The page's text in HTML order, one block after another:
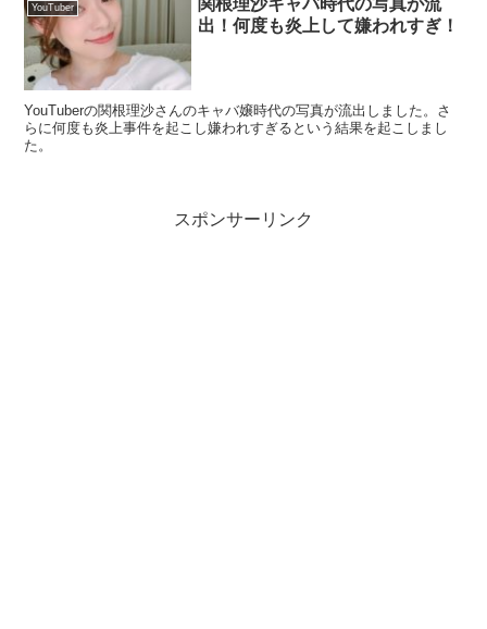
YouTuber
関根理沙キャバ時代の写真が流
出！何度も炎上して嫌われすぎ！
YouTuberの関根理沙さんのキャバ嬢時代の写真が流出しました。さ
らに何度も炎上事件を起こし嫌われすぎるという結果を起こしまし
た。
スポンサーリンク